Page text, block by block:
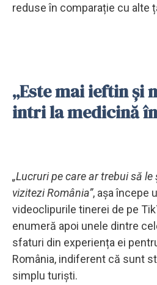
reduse în comparație cu alte
„Este mai ieftin și
intri la medicină
„Lucruri pe care ar trebui să
vizitezi România”, așa începe
videoclipurile tinerei de pe
enumeră apoi unele dintre
sfaturi din experiența ei
România, indiferent că sunt
simplu turiști.